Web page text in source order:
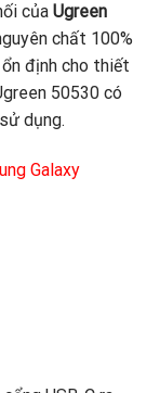
của Ugreen
chất 100%
định cho thiết
50530 có
dụng.
Galaxy